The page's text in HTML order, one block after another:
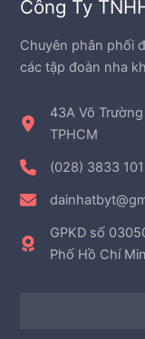
Công Ty
Chuyên phân phối
các tập đoàn nha
43A Võ
TPHCM
(028) 3833
GPKD số
Phố Hồ Chí